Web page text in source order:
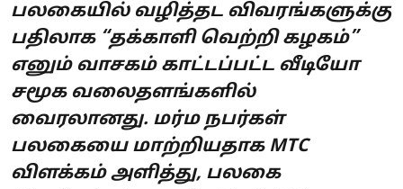
பலகையில் வழித்தட விவரங்களுக்கு
பதிலாக “தக்காளி வெற்றி கழகம்”
எனும் வாசகம் காட்டப்பட்ட வீடியோ
சமூக வலைதளங்களில்
வைரலானது. மர்ம நபர்கள்
பலகையை மாற்றியதாக MTC
விளக்கம் அளித்து, பலகை